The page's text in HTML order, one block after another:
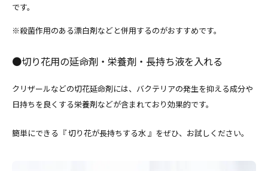
です。
※殺菌作用のある漂白剤などと併用するのがおすすめです。
●切り花用の延命剤・栄養剤・長持ち液を入れる
クリザールなどの切花延命剤には、バクテリアの発生を抑える成分や
日持ちを良くする栄養剤などが含まれており効果的です。
簡単にできる『 切り花が長持ちする水 』をぜひ、お試しください。